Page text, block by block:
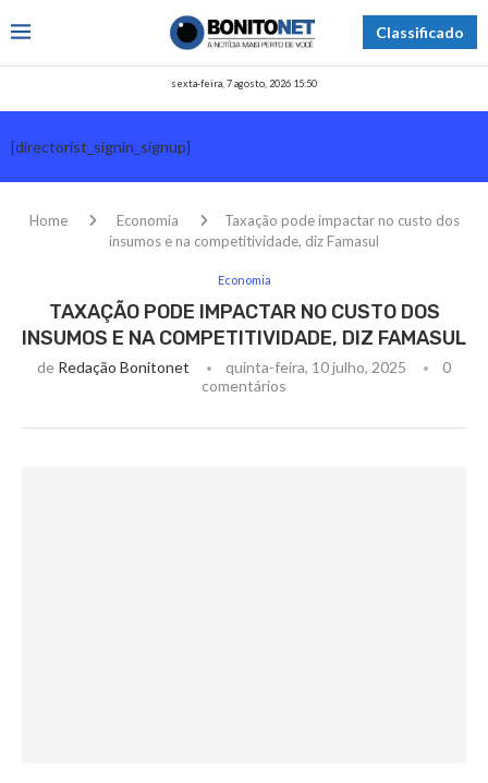
Classificado
sexta-feira, 7 agosto, 2026 15:50
[directorist_signin_signup]
Home Economia
Taxação pode impactar no custo dos
insumos e na competitividade, diz Famasul
Economia
TAXAÇÃO PODE IMPACTAR NO CUSTO DOS
INSUMOS E NA COMPETITIVIDADE, DIZ FAMASUL
de Redação Bonitonet quinta-feira, 10 julho, 2025
0
comentários